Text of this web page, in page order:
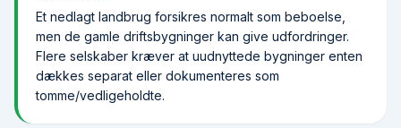
Et nedlagt landbrug forsikres normalt som beboelse,
men de gamle driftsbygninger kan give udfordringer.
Flere selskaber kræver at uudnyttede bygninger enten
dækkes separat eller dokumenteres som
tomme/vedligeholdte.